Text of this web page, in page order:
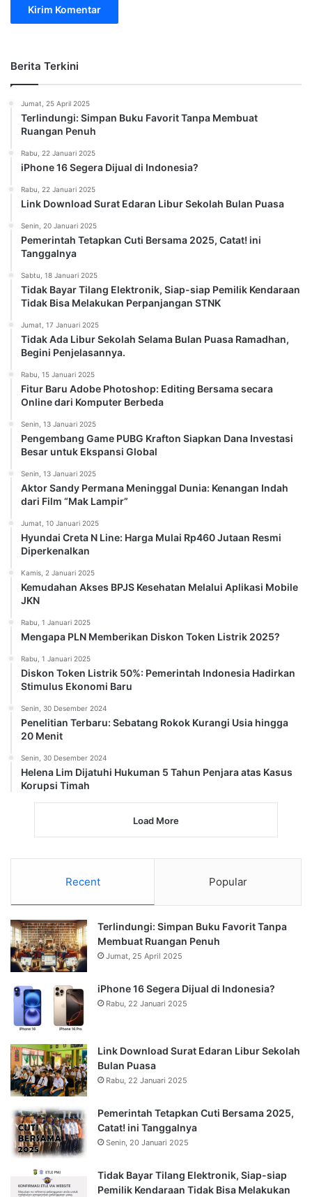
Berita Terkini
Jumat, 25 April 2025
Terlindungi: Simpan Buku Favorit Tanpa Membuat
Ruangan Penuh
Rabu, 22 Januari 2025
iPhone 16 Segera Dijual di Indonesia?
Rabu, 22 Januari 2025
Link Download Surat Edaran Libur Sekolah Bulan Puasa
Senin, 20 Januari 2025
Pemerintah Tetapkan Cuti Bersama 2025, Catat! ini
Tanggalnya
Sabtu, 18 Januari 2025
Tidak Bayar Tilang Elektronik, Siap-siap Pemilik Kendaraan
Tidak Bisa Melakukan Perpanjangan STNK
Jumat, 17 Januari 2025
Tidak Ada Libur Sekolah Selama Bulan Puasa Ramadhan,
Begini Penjelasannya.
Rabu, 15 Januari 2025
Fitur Baru Adobe Photoshop: Editing Bersama secara
Online dari Komputer Berbeda
Senin, 13 Januari 2025
Pengembang Game PUBG Krafton Siapkan Dana Investasi
Besar untuk Ekspansi Global
Senin, 13 Januari 2025
Aktor Sandy Permana Meninggal Dunia: Kenangan Indah
dari Film “Mak Lampir”
Jumat, 10 Januari 2025
Hyundai Creta N Line: Harga Mulai Rp460 Jutaan Resmi
Diperkenalkan
Kamis, 2 Januari 2025
Kemudahan Akses BPJS Kesehatan Melalui Aplikasi Mobile
JKN
Rabu, 1 Januari 2025
Mengapa PLN Memberikan Diskon Token Listrik 2025?
Rabu, 1 Januari 2025
Diskon Token Listrik 50%: Pemerintah Indonesia Hadirkan
Stimulus Ekonomi Baru
Senin, 30 Desember 2024
Penelitian Terbaru: Sebatang Rokok Kurangi Usia hingga
20 Menit
Senin, 30 Desember 2024
Helena Lim Dijatuhi Hukuman 5 Tahun Penjara atas Kasus
Korupsi Timah
Load More
Recent Popular
Terlindungi: Simpan Buku Favorit Tanpa
Membuat Ruangan Penuh
Jumat, 25 April 2025
iPhone 16 Segera Dijual di Indonesia?
Rabu, 22 Januari 2025
Link Download Surat Edaran Libur Sekolah
Bulan Puasa
Rabu, 22 Januari 2025
Pemerintah Tetapkan Cuti Bersama 2025,
Catat! ini Tanggalnya
Senin, 20 Januari 2025
Tidak Bayar Tilang Elektronik, Siap-siap
Pemilik Kendaraan Tidak Bisa Melakukan